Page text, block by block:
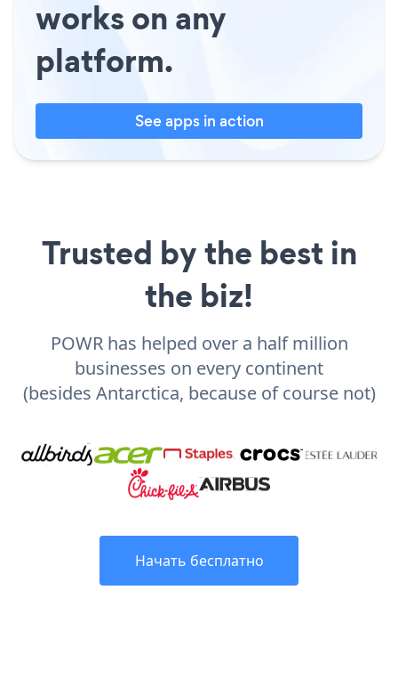
works on any
platform.
See apps in action
Trusted by the best in
the biz!
POWR has helped over a half million
businesses on every continent
(besides Antarctica, because of course not)
Начать бесплатно